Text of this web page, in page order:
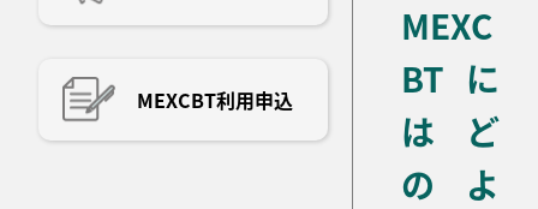
MEXCBT利用申込
MEXC
BTに
はど
のよ